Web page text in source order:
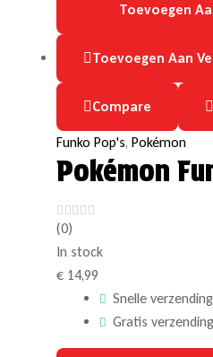
Toevoegen
Toevoegen Aan
Compare
Funko Pop's, Pokémon
Pokémon
(0)
In stock
€ 14,99
Snelle verzending
Gratis